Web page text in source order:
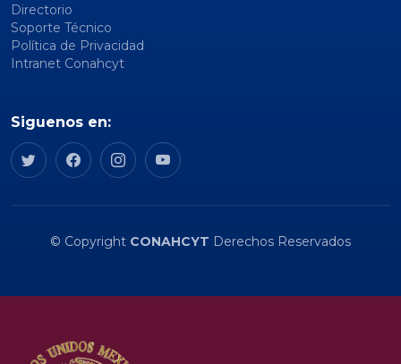
Directorio
Soporte Técnico
Política de Privacidad
Intranet Conahcyt
Siguenos en:
© Copyright CONAHCYT Derechos Reservados